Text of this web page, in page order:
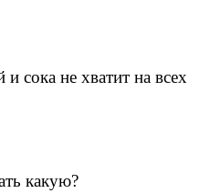
сока не хватит на всех
какую?